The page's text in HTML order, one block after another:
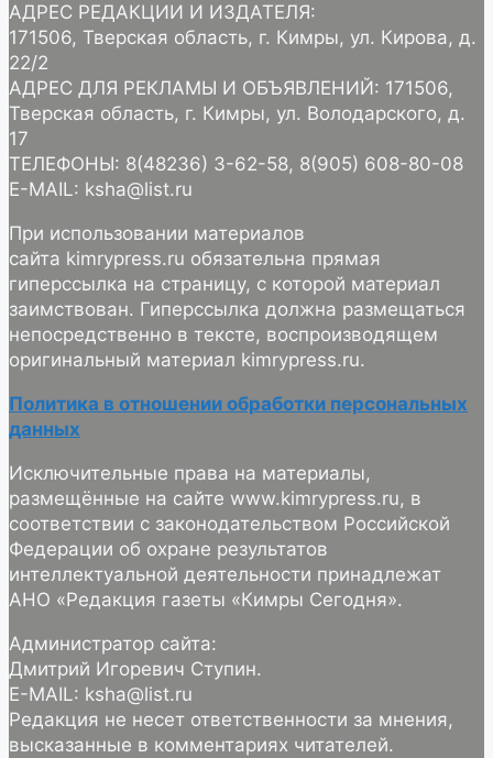
АДРЕС РЕДАКЦИИ И ИЗДАТЕЛЯ:
171506, Тверская область, г. Кимры, ул. Кирова, д.
22/2
АДРЕС ДЛЯ РЕКЛАМЫ И ОБЪЯВЛЕНИЙ: 171506,
Тверская область, г. Кимры, ул. Володарского, д.
17
ТЕЛЕФОНЫ: 8(48236) 3-62-58, 8(905) 608-80-08
E-MAIL: ksha@list.ru
При использовании материалов
сайта kimrypress.ru обязательна прямая
гиперссылка на страницу, с которой материал
заимствован. Гиперссылка должна размещаться
непосредственно в тексте, воспроизводящем
оригинальный материал kimrypress.ru.
Политика в отношении обработки персональных
данных
Исключительные права на материалы,
размещённые на сайте www.kimrypress.ru, в
соответствии с законодательством Российской
Федерации об охране результатов
интеллектуальной деятельности принадлежат
АНО «Редакция газеты «Кимры Сегодня».
Администратор сайта:
Дмитрий Игоревич Ступин.
E-MAIL: ksha@list.ru
Редакция не несет ответственности за мнения,
высказанные в комментариях читателей.